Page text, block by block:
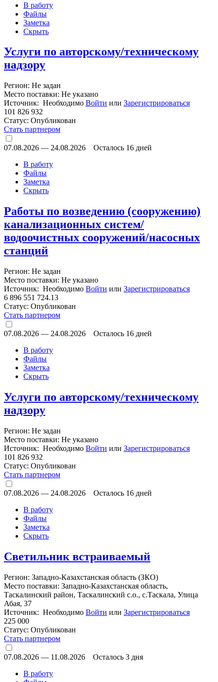
В работу
Файлы
Заметка
Скрыть
Услуги по авторскому/техническому
надзору
Регион: Не задан
Место поставки: Не указано
Источник: Необходимо Войти или Зарегистрироваться
101 826 932
Статус: Опубликован
Стать партнером
07.08.2026 — 24.08.2026
Осталось 16 дней
В работу
Файлы
Заметка
Скрыть
Работы по возведению (сооружению)
канализационных систем/
водоочистных сооружений/насосных
станций
Регион: Не задан
Место поставки: Не указано
Источник: Необходимо Войти или Зарегистрироваться
6 896 551 724.13
Статус: Опубликован
Стать партнером
07.08.2026 — 24.08.2026
Осталось 16 дней
В работу
Файлы
Заметка
Скрыть
Услуги по авторскому/техническому
надзору
Регион: Не задан
Место поставки: Не указано
Источник: Необходимо Войти или Зарегистрироваться
101 826 932
Статус: Опубликован
Стать партнером
07.08.2026 — 24.08.2026
Осталось 16 дней
В работу
Файлы
Заметка
Скрыть
Светильник встраиваемый
Регион: Западно-Казахстанская область (ЗКО)
Место поставки: Западно-Казахстанская область,
Таскалинский район, Таскалинский с.о., с.Таскала, Улица
Абая, 37
Источник: Необходимо Войти или Зарегистрироваться
225 000
Статус: Опубликован
Стать партнером
07.08.2026 — 11.08.2026
Осталось 3 дня
В работу